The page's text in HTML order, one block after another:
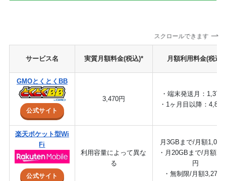
スクロールできます
サービス名 実質月額料金(税込)* 月額利用料金(税込)
GMOとくとくBB
公式サイト
3,470円
・端末発送月：1,375
・1ヶ月目以降：
楽天ポケット型Wi
Fi
公式サイト
利用容量によって異な
る
月3GBまで/月額1,078
・月20GBまで/月額
円
・無制限/月額3,278